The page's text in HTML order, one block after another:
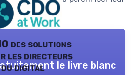
des solutions
les directeurs
du digital
le livre blanc